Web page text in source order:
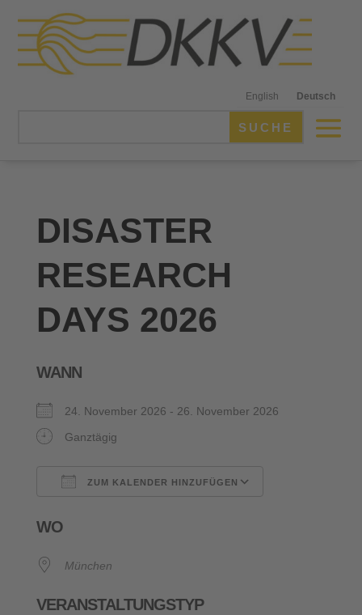
English Deutsch
DISASTER
RESEARCH
DAYS 2026
WANN
24. November 2026 - 26. November 2026
Ganztägig
ZUM KALENDER HINZUFÜGEN
WO
München
VERANSTALTUNGSTYP